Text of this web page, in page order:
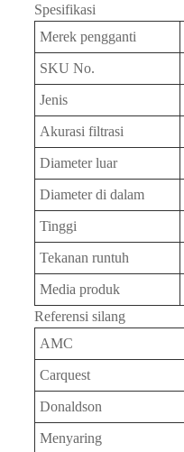
Spesifikasi
Merek pengganti
SKU No.
Jenis
Akurasi filtrasi
Diameter luar
Diameter di dalam
Tinggi
Tekanan runtuh
Media produk
Referensi silang
AMC
Carquest
Donaldson
Menyaring